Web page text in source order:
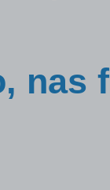
nas